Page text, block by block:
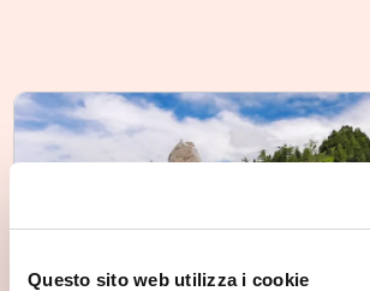
Questo sito web utilizza i cookie